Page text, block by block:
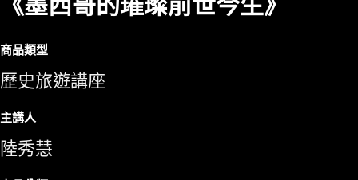
商品類型
歷史旅遊講座
主講人
陸秀慧